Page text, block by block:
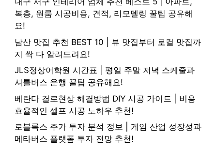
복층, 원룸 시공비용, 견적, 리모델링 꿀팁 공유해
요!
남산 맛집 추천 BEST 10 | 뷰 맛집부터 로컬 맛집까
지 싹 다 알려드려요!
JLS정상어학원 시간표 | 평일 주말 저녁 스케줄과
셔틀버스 운행 꿀팁 공유해요!
베란다 결로현상 해결방법 DIY 시공 가이드 | 비용
효율적인 셀프 시공 노하우 추천!
로블록스 주가 투자 분석 정보 | 게임 산업 성장성과
메타버스 플랫폼 투자 전망 추천!